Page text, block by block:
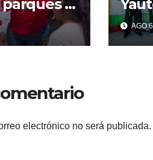
y
a AGO
electrónico no será publicada.